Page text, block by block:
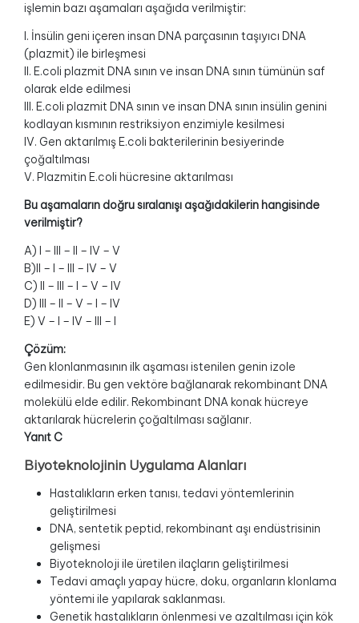
işlemin bazı aşamaları aşağıda verilmiştir:
I. İnsülin geni içeren insan DNA parçasının taşıyıcı DNA
(plazmit) ile birleşmesi
II. E.coli plazmit DNA sının ve insan DNA sının tümünün saf
olarak elde edilmesi
III. E.coli plazmit DNA sının ve insan DNA sının insülin genini
kodlayan kısmının restriksiyon enzimiyle kesilmesi
IV. Gen aktarılmış E.coli bakterilerinin besiyerinde
çoğaltılması
V. Plazmitin E.coli hücresine aktarılması
Bu aşamaların doğru sıralanışı aşağıdakilerin hangisinde
verilmiştir?
A) I – III – II – IV – V
B)II – I – III – IV – V
C) II – III – I – V – IV
D) III – II – V – I – IV
E) V – I – IV – III – I
Çözüm:
Gen klonlanmasının ilk aşaması istenilen genin izole
edilmesidir. Bu gen vektöre bağlanarak rekombinant DNA
molekülü elde edilir. Rekombinant DNA konak hücreye
aktarılarak hücrelerin çoğaltılması sağlanır.
Yanıt C
Biyoteknolojinin Uygulama Alanları
Hastalıkların erken tanısı, tedavi yöntemlerinin
geliştirilmesi
DNA, sentetik peptid, rekombinant aşı endüstrisinin
gelişmesi
Biyoteknoloji ile üretilen ilaçların geliştirilmesi
Tedavi amaçlı yapay hücre, doku, organların klonlama
yöntemi ile yapılarak saklanması.
Genetik hastalıkların önlenmesi ve azaltılması için kök